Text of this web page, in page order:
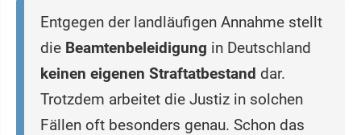
Entgegen der landläufigen Annahme stellt
die Beamtenbeleidigung in Deutschland
keinen eigenen Straftatbestand dar.
Trotzdem arbeitet die Justiz in solchen
Fällen oft besonders genau. Schon das